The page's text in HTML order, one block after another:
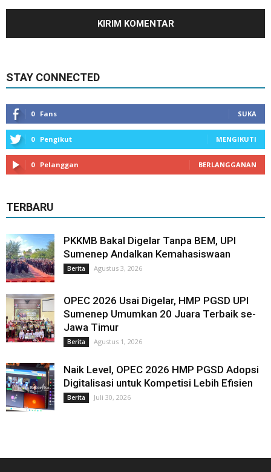
STAY CONNECTED
0 Fans SUKA
0 Pengikut MENGIKUTI
0 Pelanggan BERLANGGANAN
TERBARU
PKKMB Bakal Digelar Tanpa BEM, UPI
Sumenep Andalkan Kemahasiswaan
Berita Agustus 3, 2026
OPEC 2026 Usai Digelar, HMP PGSD UPI
Sumenep Umumkan 20 Juara Terbaik se-
Jawa Timur
Berita Agustus 1, 2026
Naik Level, OPEC 2026 HMP PGSD Adopsi
Digitalisasi untuk Kompetisi Lebih Efisien
Berita Juli 30, 2026